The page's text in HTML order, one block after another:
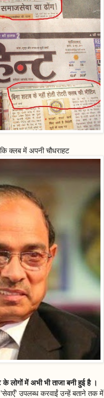
क्लब में अपनी चौधराहट
लोगों में अभी भी ताजा बनी हुई है ।
उपलब्ध करवाईं उन्हें बताने तक में